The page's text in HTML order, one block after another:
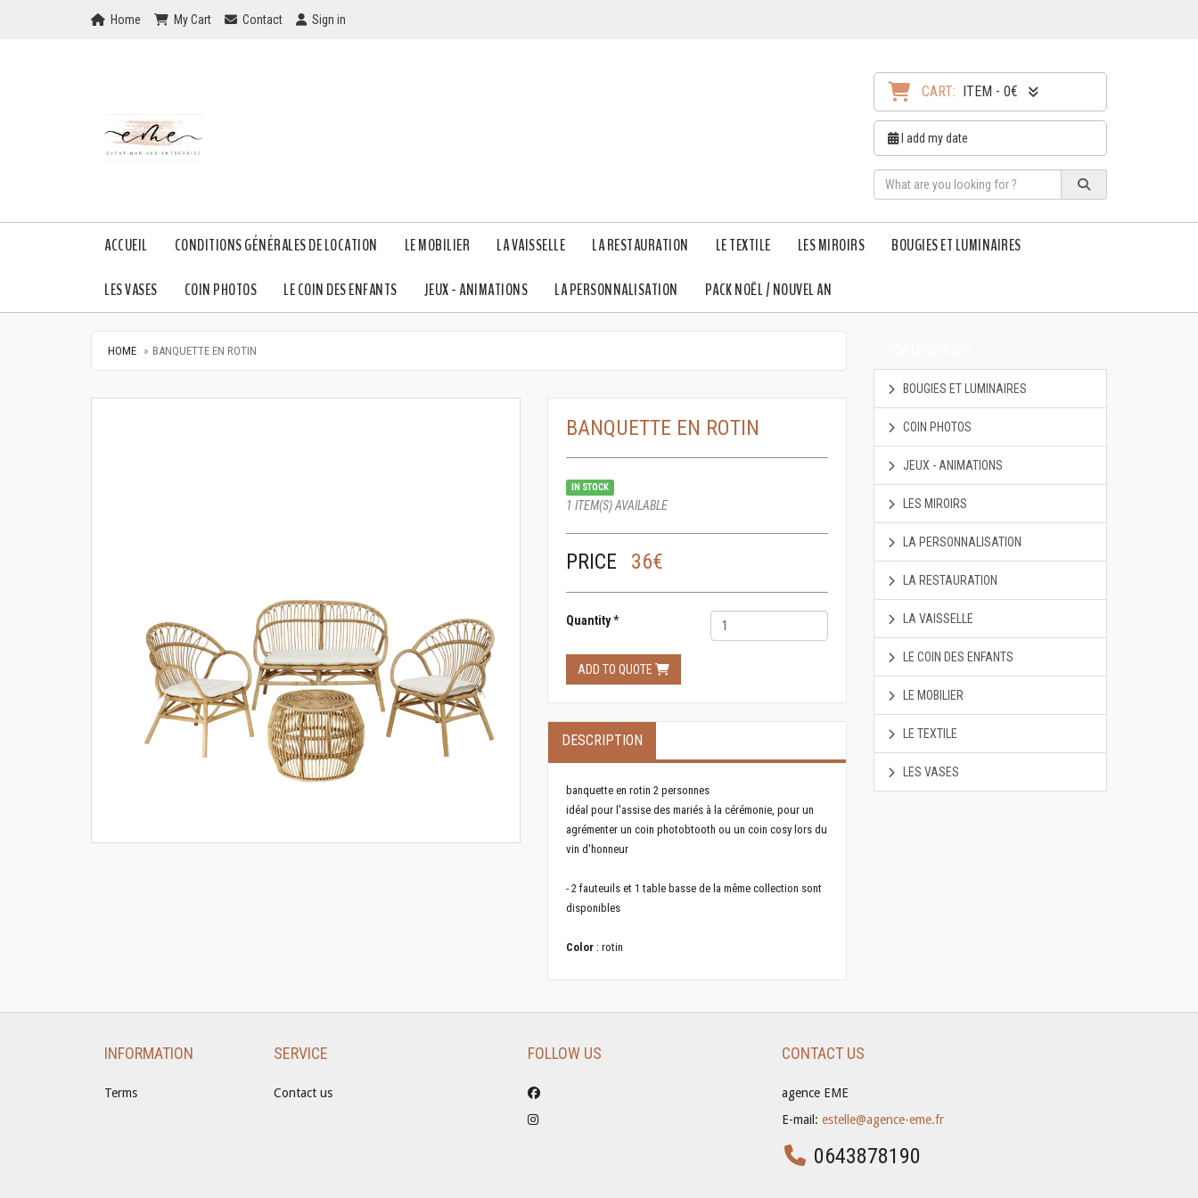
Home
Home My Cart
My Cart Checkout
Contact Checkout
Sign in
CART: ITEM - 0€
I add my date
ACCUEIL CONDITIONS GÉNÉRALES DE LOCATION LE MOBILIER LA VAISSELLE LA RESTAURATION LE TEXTILE LES MIROIRS BOUGIES ET LUMINAIRES
LES VASES COIN PHOTOS LE COIN DES ENFANTS JEUX - ANIMATIONS LA PERSONNALISATION PACK NOËL / NOUVEL AN
HOME BANQUETTE EN ROTIN
BANQUETTE EN ROTIN
IN STOCK
1 ITEM(S) AVAILABLE
PRICE 36€
Quantity*
ADD TO QUOTE
DESCRIPTION
banquette en rotin 2 personnes
idéal pour l'assise des mariés à la cérémonie, pour un
agrémenter un coin photobtooth ou un coin cosy lors du
vin d'honneur
- 2 fauteuils et 1 table basse de la même collection sont
disponibles
Color: rotin
BOUGIES ET LUMINAIRES
COIN PHOTOS
JEUX - ANIMATIONS
LES MIROIRS
LA PERSONNALISATION
LA RESTAURATION
LA VAISSELLE
LE COIN DES ENFANTS
LE MOBILIER
LE TEXTILE
LES VASES
INFORMATION
Terms
SERVICE
Contact us
FOLLOW US CONTACT US
agence EME
E-mail: estelle@agence-eme.fr
0643878190